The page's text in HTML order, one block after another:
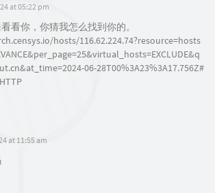
at 05:22 pm
看你，你猜我怎么找到你的。
hosts/116.62.224.74?resource=hosts
06-28T00%3A23%3A17.756Z#
at 11:55 am